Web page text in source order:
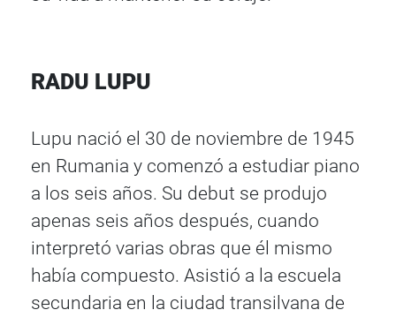
RADU LUPU
Lupu nació el 30 de noviembre de 1945
en Rumania y comenzó a estudiar piano
a los seis años. Su debut se produjo
apenas seis años después, cuando
interpretó varias obras que él mismo
había compuesto. Asistió a la escuela
secundaria en la ciudad transilvana de